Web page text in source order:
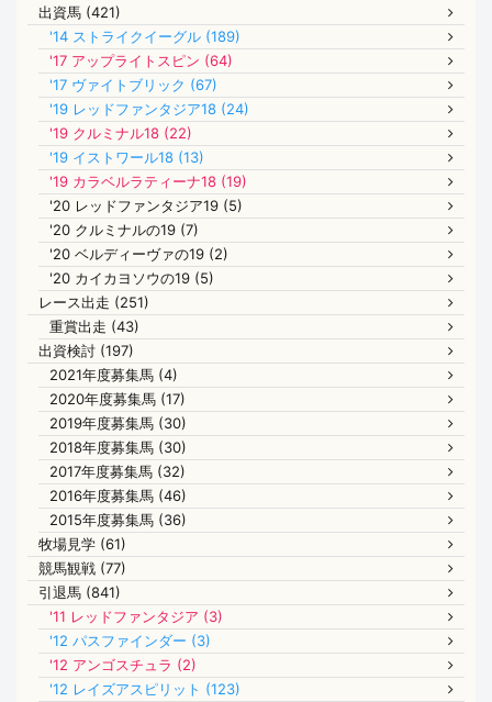
出資馬 (421)
'14 ストライクイーグル (189)
'17 アップライトスピン (64)
'17 ヴァイトブリック (67)
'19 レッドファンタジア18 (24)
'19 クルミナル18 (22)
'19 イストワール18 (13)
'19 カラベルラティーナ18 (19)
'20 レッドファンタジア19 (5)
'20 クルミナルの19 (7)
'20 ベルディーヴァの19 (2)
'20 カイカヨソウの19 (5)
レース出走 (251)
重賞出走 (43)
出資検討 (197)
2021年度募集馬 (4)
2020年度募集馬 (17)
2019年度募集馬 (30)
2018年度募集馬 (30)
2017年度募集馬 (32)
2016年度募集馬 (46)
2015年度募集馬 (36)
牧場見学 (61)
競馬観戦 (77)
引退馬 (841)
'11 レッドファンタジア (3)
'12 パスファインダー (3)
'12 アンゴスチュラ (2)
'12 レイズアスピリット (123)